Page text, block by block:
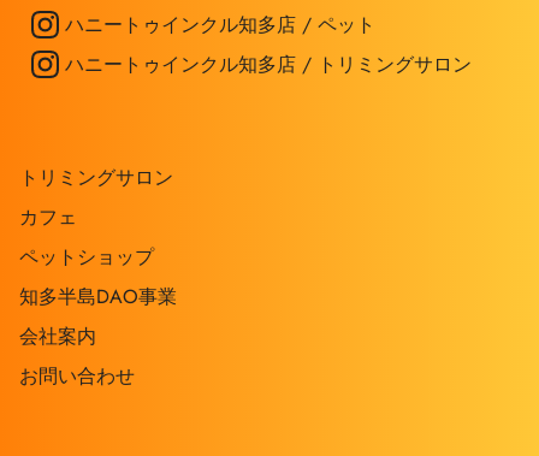
ハニートゥインクル知多店 / ペット
ハニートゥインクル知多店 / トリミングサロン
トリミングサロン
カフェ
ペットショップ
知多半島DAO事業
会社案内
お問い合わせ